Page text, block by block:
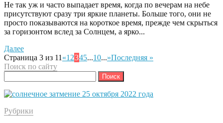
Не так уж и часто выпадает время, когда по вечерам на небе
присутствуют сразу три яркие планеты. Больше того, они не
просто показываются на короткое время, прежде чем скрыться
за горизонтом вслед за Солнцем, а ярко...
Далее
Страница 3 из 11 «1 2345...10...»Последняя »
Поиск по сайту
Рубрики